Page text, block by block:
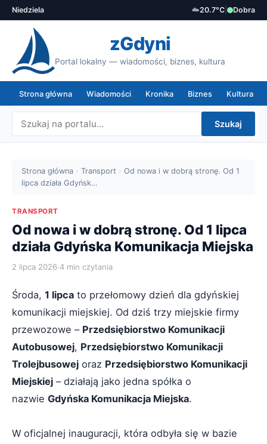
Niedziela ☁️20.7°C Dobra
zGdyni
Portal lokalny — wiadomości, biznes, kultura
Strona główna Wiadomości Kronika Biznes Kultura
Szukaj
Strona główna › Transport › Od nowa i w dobrą stronę. Od 1
lipca działa Gdyńsk…
TRANSPORT
Od nowa i w dobrą stronę. Od 1 lipca
działa Gdyńska Komunikacja Miejska
2 lipca 2026·4 min czytania
Środa, 1 lipca to przełomowy dzień dla gdyńskiej
komunikacji miejskiej. Od dziś trzy miejskie firmy
przewozowe – Przedsiębiorstwo Komunikacji
Autobusowej, Przedsiębiorstwo Komunikacji
Trolejbusowej oraz Przedsiębiorstwo Komunikacji
Miejskiej – działają jako jedna spółka o
nazwie Gdyńska Komunikacja Miejska.
W oficjalnej inauguracji, która odbyła się w bazie